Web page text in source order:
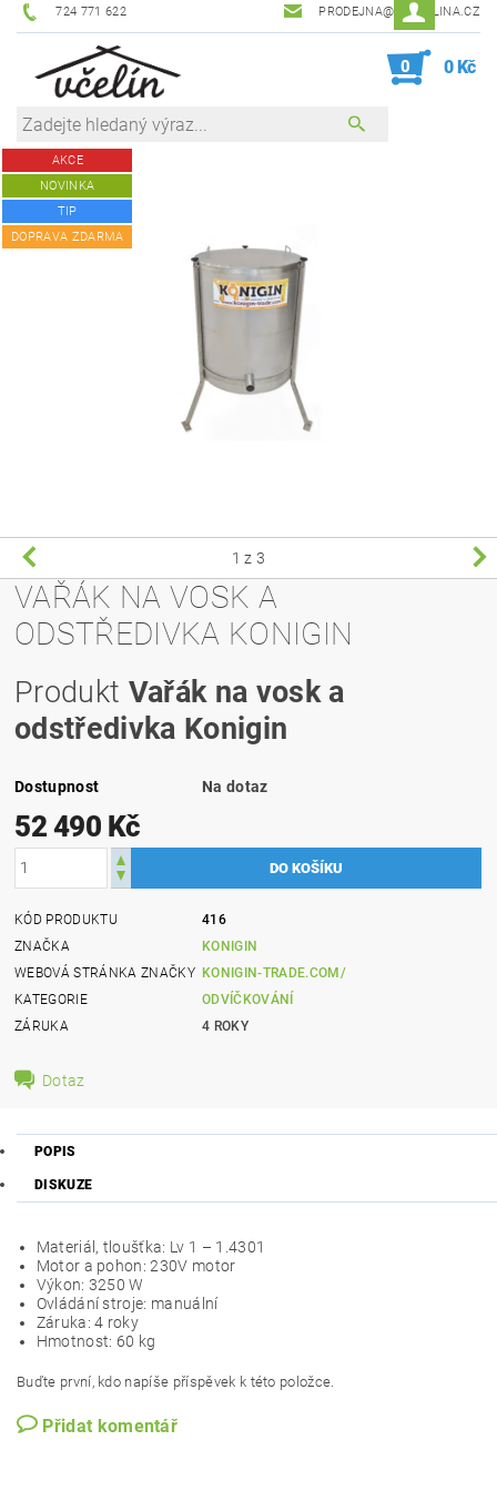
724 771 622 PRODEJNA@ZEVCELINA.CZ
0 0 Kč
AKCE
NOVINKA
TIP
DOPRAVA ZDARMA
1 z 3
VAŘÁK NA VOSK A
ODSTŘEDIVKA KONIGIN
Produkt Vařák na vosk a
odstředivka Konigin
Dostupnost Na dotaz
52 490 Kč
KÓD PRODUKTU
416
ZNAČKA
KONIGIN
WEBOVÁ STRÁNKA ZNAČKY KONIGIN-TRADE.COM/
KATEGORIE
ODVÍČKOVÁNÍ
ZÁRUKA
4 ROKY
Dotaz
POPIS
DISKUZE
Materiál, tloušťka: Lv 1 – 1.4301
Motor a pohon: 230V motor
Výkon: 3250 W
Ovládání stroje: manuální
Záruka: 4 roky
Hmotnost: 60 kg
Buďte první, kdo napíše příspěvek k této položce.
Přidat komentář